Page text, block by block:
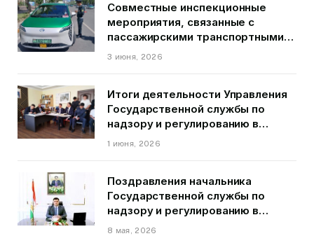
Совместные инспекционные
мероприятия, связанные с
пассажирскими транспортными
средствами на территории
3 июня, 2026
Итоги деятельности Управления
Государственной службы по
надзору и регулированию в
области транспорта ГБАО в
1 июня, 2026
Поздравления начальника
Государственной службы по
надзору и регулированию в
области транспорта Курбонзода
8 мая, 2026